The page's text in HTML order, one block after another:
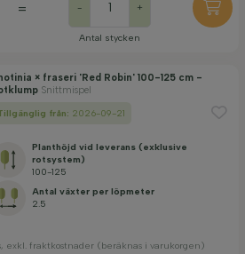
= - +
Antal stycken
× fraseri 'Red Robin' 100-125 cm -
Snittmispel
från: 2026-09-21
Planthöjd vid leverans (exklusive
rotsystem)
100-125
Antal växter per löpmeter
2.5
exkl. fraktkostnader (beräknas i varukorgen)